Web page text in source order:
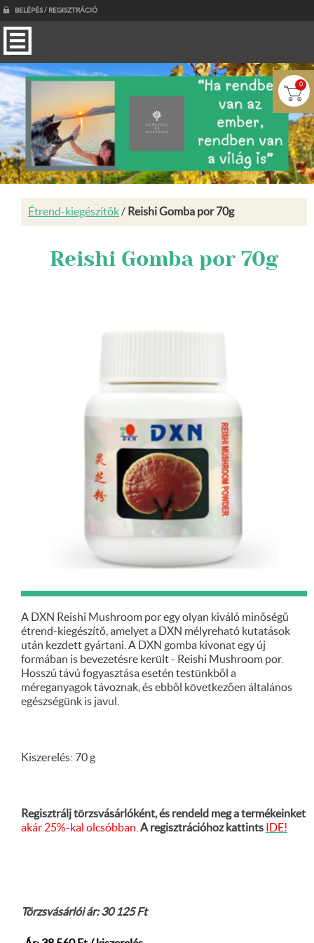
BELÉPÉS / REGISZTRÁCIÓ
0
Étrend-kiegészítők/ Reishi Gomba por 70g
Reishi Gomba por 70g
A DXN Reishi Mushroom por egy olyan kiváló minőségű
étrend-kiegészítő, amelyet a DXN mélyreható kutatások
után kezdett gyártani. A DXN gomba kivonat egy új
formában is bevezetésre került - Reishi Mushroom por.
Hosszú távú fogyasztása esetén testünkből a
méreganyagok távoznak, és ebből következően általános
egészségünk is javul.
Kiszerelés: 70 g
Regisztrálj törzsvásárlóként, és rendeld meg a termékeinket
akár 25%-kal olcsóbban. A regisztrációhoz kattints IDE!
Törzsvásárlói ár: 30 125 Ft